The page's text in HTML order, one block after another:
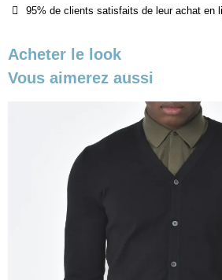
95% de clients satisfaits de leur achat en
Acheter le look
Vous aimerez aussi